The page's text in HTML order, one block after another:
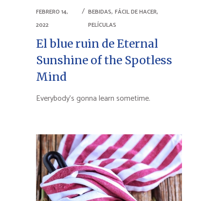
FEBRERO 14,
2022
BEBIDAS,FÁCIL DE HACER,
PELÍCULAS
El blue ruin de Eternal
Sunshine of the Spotless
Mind
Everybody's gonna learn sometime.